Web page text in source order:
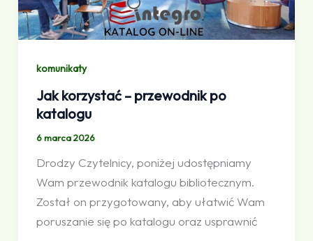
komunikaty
Jak korzystać – przewodnik po
katalogu
6 marca 2026
Drodzy Czytelnicy, poniżej udostępniamy
Wam przewodnik katalogu bibliotecznym.
Został on przygotowany, aby ułatwić Wam
poruszanie się po katalogu oraz usprawnić